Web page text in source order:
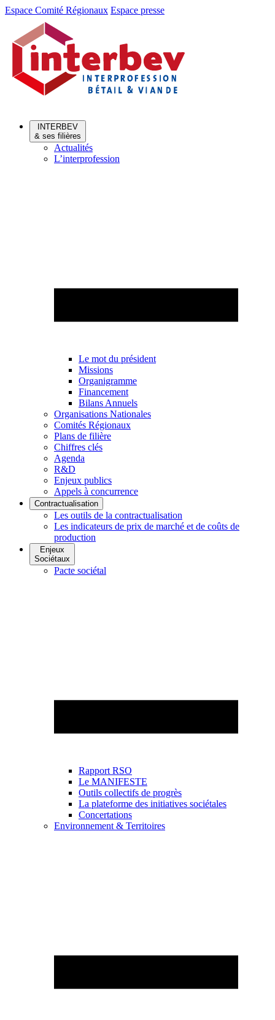
Aller
Aller
contenu
Espace Comité Régionaux Espace presse
INTERBEV
& ses filières
Actualités
L’interprofession
Le mot du président
Missions
Organigramme
Financement
Bilans Annuels
Organisations Nationales
Comités Régionaux
Plans de filière
Chiffres clés
Agenda
R&D
Enjeux publics
Appels à concurrence
Contractualisation
Les outils de la contractualisation
Les indicateurs de prix de marché et de coûts de
production
Enjeux
Sociétaux
Pacte sociétal
Rapport RSO
Le MANIFESTE
Outils collectifs de progrès
La plateforme des initiatives sociétales
Concertations
Environnement & Territoires